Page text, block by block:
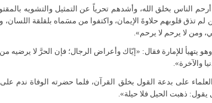
الناس بخلق الله، وأشدهم تحرياً عن التمثيل والتشويه
تذق قلوبهم حلاوةَ الإيمان، واكتفوا من مسَماه بلقلقة اللسان،
ومن لا يرحم لا يرحم».
يتهيأ للإمارة فقال: «إيّاك وأعراض الرجال؛ فإن الحرَّ لا
والآخرة».
على بدعة القول بخلق القرآن، فلما حضرته الوفاة ندم
ذهبت الحيل فلا حيلة».